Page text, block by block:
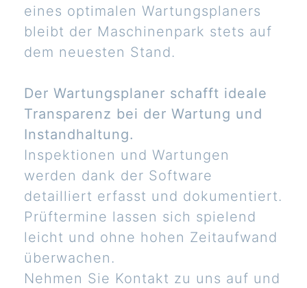
eines optimalen Wartungsplaners
bleibt der Maschinenpark stets auf
dem neuesten Stand.
Der Wartungsplaner schafft ideale
Transparenz bei der Wartung und
Instandhaltung.
Inspektionen und Wartungen
werden dank der Software
detailliert erfasst und dokumentiert.
Prüftermine lassen sich spielend
leicht und ohne hohen Zeitaufwand
überwachen.
Nehmen Sie Kontakt zu uns auf und